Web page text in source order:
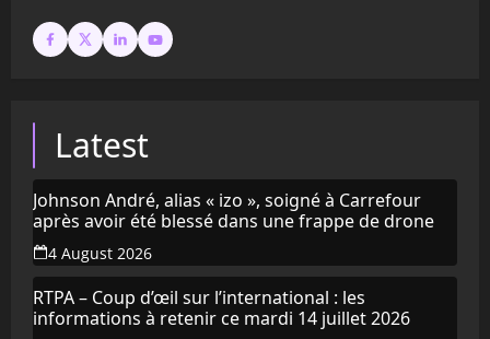
Latest
Johnson André, alias « izo », soigné à Carrefour
après avoir été blessé dans une frappe de drone
4 August 2026
RTPA – Coup d’œil sur l’international : les
informations à retenir ce mardi 14 juillet 2026